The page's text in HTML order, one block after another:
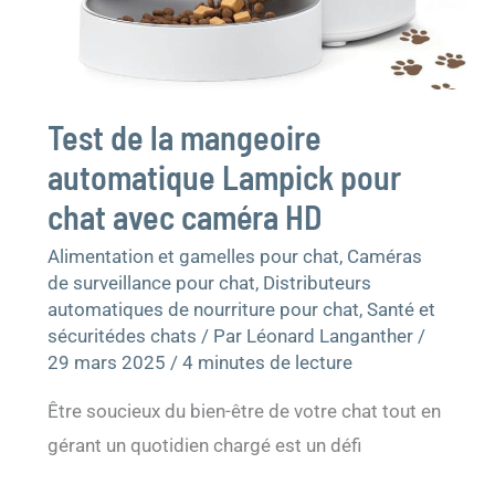
Test de la mangeoire
automatique Lampick pour
chat avec caméra HD
Alimentation et gamelles pour chat, Caméras
de surveillance pour chat, Distributeurs
automatiques de nourriture pour chat,Santé et
sécuritédes chats / Par Léonard Langanther/
29 mars 2025/4 minutes de lecture
Être soucieux du bien-être de votre chat tout en
gérant un quotidien chargé est un défi